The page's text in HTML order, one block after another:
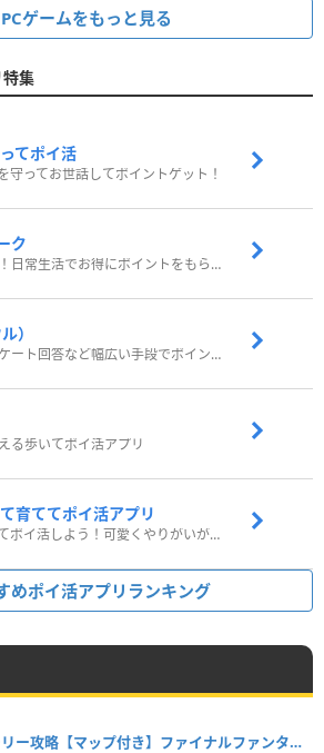
PCゲームをもっと見る
集
てポイ活
守ってお世話してポイントゲット！
ク
歩いてポイ活！日常生活でお得にポイントをもらおう
）
歩いたりアンケート回答など幅広い手段でポイントをゲット
る歩いてポイ活アプリ
育ててポイ活アプリ
ペットを育ってポイ活しよう！可愛くやりがいがある新感覚アプリ
めポイ活アプリランキング
神羅ビル｜ストーリー攻略【マップ付き】ファイナルファンタジー7